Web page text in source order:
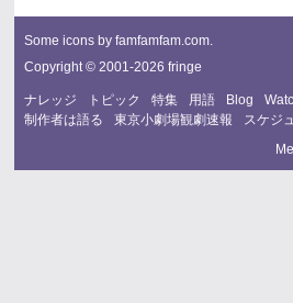
Some icons by famfamfam.com.
Copyright © 2001-2026 fringe
ナレッジ トピック 特集 用語 Blog
制作者は語る
東京小劇場観劇速報
スケジ